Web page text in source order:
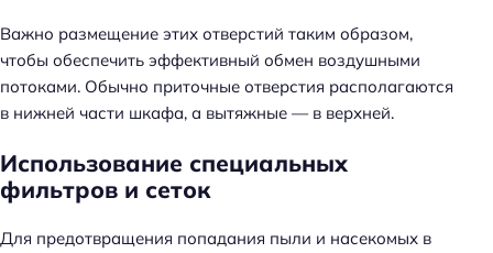
Важно размещение этих отверстий таким образом,
чтобы обеспечить эффективный обмен воздушными
потоками. Обычно приточные отверстия располагаются
в нижней части шкафа, а вытяжные — в верхней.
Использование специальных
фильтров и сеток
Для предотвращения попадания пыли и насекомых в